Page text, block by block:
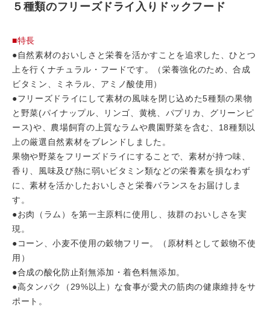
５種類のフリーズドライ入りドックフード
■特長
●自然素材のおいしさと栄養を活かすことを追求した、ひとつ
上を行くナチュラル・フードです。（栄養強化のため、合成
ビタミン、ミネラル、アミノ酸使用）
●フリーズドライにして素材の風味を閉じ込めた5種類の果物
と野菜(パイナップル、リンゴ、黄桃、パプリカ、グリーンピ
ース)や、農場飼育の上質なラムや農園野菜を含む、18種類以
上の厳選自然素材をブレンドしました。
果物や野菜をフリーズドライにすることで、素材が持つ味、
香り、風味及び熱に弱いビタミン類などの栄養素を損なわず
に、素材を活かしたおいしさと栄養バランスをお届けしま
す。
●お肉（ラム）を第一主原料に使用し、抜群のおいしさを実
現。
●コーン、小麦不使用の穀物フリー。（原材料として穀物不使
用）
●合成の酸化防止剤無添加・着色料無添加。
●高タンパク（29%以上）な食事が愛犬の筋肉の健康維持をサ
ポート。